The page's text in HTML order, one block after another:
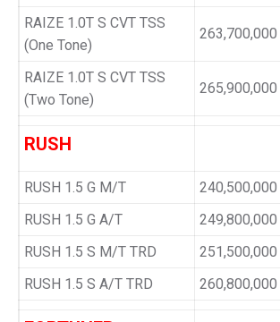
RAIZE 1.0T S CVT TSS
(One Tone)
263,700,000
RAIZE 1.0T S CVT TSS
(Two Tone)
265,900,000
RUSH
RUSH 1.5 G M/T
240,500,000
RUSH 1.5 G A/T
249,800,000
RUSH 1.5 S M/T TRD
251,500,000
RUSH 1.5 S A/T TRD
260,800,000